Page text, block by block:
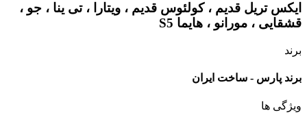
ایکس تریل قدیم ، کولئوس قدیم ، ویتارا ، تی ینا ، جو ،
قشقایی ، مورانو ، هایما S5
برند
برند پارس - ساخت ایران
ویژگی ها